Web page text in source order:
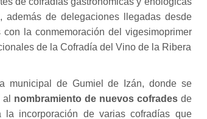
además de delegaciones llegadas desde
la conmemoración del vigesimoprimer
de la Cofradía del Vino de la Ribera
municipal de Gumiel de Izán, donde se
nombramiento de nuevos cofrades de
la incorporación de varias cofradías que